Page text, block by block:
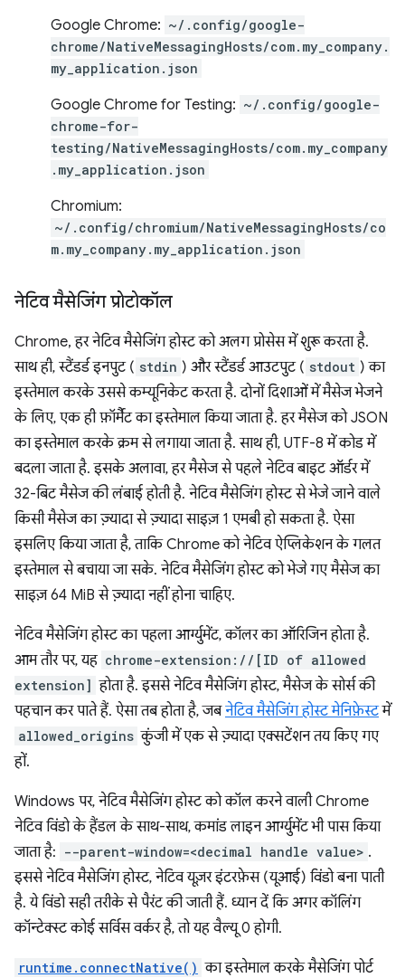
Google Chrome: ~/.config/google-
chrome/NativeMessagingHosts/com.my_company.
my_application.json
Google Chrome for Testing: ~/.config/google-
chrome-for-
testing/NativeMessagingHosts/com.my_company
.my_application.json
Chromium:
~/.config/chromium/NativeMessagingHosts/co
m.my_company.my_application.json
नेटिव मैसेजिंग प्रोटोकॉल
Chrome, हर नेटिव मैसेजिंग होस्ट को अलग प्रोसेस में शुरू करता है.
साथ ही, स्टैंडर्ड इनपुट ( stdin ) और स्टैंडर्ड आउटपुट ( stdout ) का
इस्तेमाल करके उससे कम्यूनिकेट करता है. दोनों दिशाओं में मैसेज भेजने
के लिए, एक ही फ़ॉर्मैट का इस्तेमाल किया जाता है. हर मैसेज को JSON
का इस्तेमाल करके क्रम से लगाया जाता है. साथ ही, UTF-8 में कोड में
बदला जाता है. इसके अलावा, हर मैसेज से पहले नेटिव बाइट ऑर्डर में
32-बिट मैसेज की लंबाई होती है. नेटिव मैसेजिंग होस्ट से भेजे जाने वाले
किसी मैसेज का ज़्यादा से ज़्यादा साइज़ 1 एमबी हो सकता है. ऐसा
इसलिए किया जाता है, ताकि Chrome को नेटिव ऐप्लिकेशन के गलत
इस्तेमाल से बचाया जा सके. नेटिव मैसेजिंग होस्ट को भेजे गए मैसेज का
साइज़ 64 MiB से ज़्यादा नहीं होना चाहिए.
नेटिव मैसेजिंग होस्ट का पहला आर्ग्युमेंट, कॉलर का ऑरिजिन होता है.
आम तौर पर, यह chrome-extension://[ID of allowed
extension] होता है. इससे नेटिव मैसेजिंग होस्ट, मैसेज के सोर्स की
पहचान कर पाते हैं. ऐसा तब होता है, जबनेटिव मैसेजिंग होस्ट मेनिफ़ेस्टमें
allowed_origins कुंजी में एक से ज़्यादा एक्सटेंशन तय किए गए
हों.
Windows पर, नेटिव मैसेजिंग होस्ट को कॉल करने वाली Chrome
नेटिव विंडो के हैंडल के साथ-साथ, कमांड लाइन आर्ग्युमेंट भी पास किया
जाता है: --parent-window=<decimal handle value> .
इससे नेटिव मैसेजिंग होस्ट, नेटिव यूज़र इंटरफ़ेस (यूआई) विंडो बना पाती
है. ये विंडो सही तरीके से पैरंट की जाती हैं. ध्यान दें कि अगर कॉलिंग
कॉन्टेक्स्ट कोई सर्विस वर्कर है, तो यह वैल्यू 0 होगी.
runtime.connectNative() का इस्तेमाल करके मैसेजिंग पोर्ट